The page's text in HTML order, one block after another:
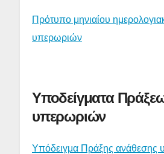
Πρότυπο μηνιαίου
υπερωριών
Υποδείγματα
υπερωριών
Υπόδειγμα Πράξης ανάθεσης